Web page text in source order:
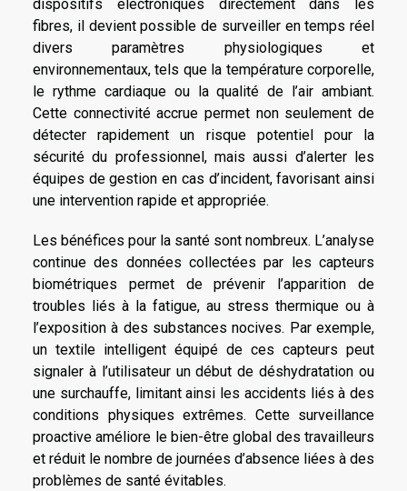
dispositifs électroniques directement dans les
fibres, il devient possible de surveiller en temps réel
divers paramètres physiologiques et
environnementaux, tels que la température corporelle,
le rythme cardiaque ou la qualité de l’air ambiant.
Cette connectivité accrue permet non seulement de
détecter rapidement un risque potentiel pour la
sécurité du professionnel, mais aussi d’alerter les
équipes de gestion en cas d’incident, favorisant ainsi
une intervention rapide et appropriée.
Les bénéfices pour la santé sont nombreux. L’analyse
continue des données collectées par les capteurs
biométriques permet de prévenir l’apparition de
troubles liés à la fatigue, au stress thermique ou à
l’exposition à des substances nocives. Par exemple,
un textile intelligent équipé de ces capteurs peut
signaler à l’utilisateur un début de déshydratation ou
une surchauffe, limitant ainsi les accidents liés à des
conditions physiques extrêmes. Cette surveillance
proactive améliore le bien-être global des travailleurs
et réduit le nombre de journées d’absence liées à des
problèmes de santé évitables.